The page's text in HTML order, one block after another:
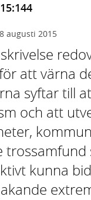
augusti 2015
att värna
syftar till
och att
kunna